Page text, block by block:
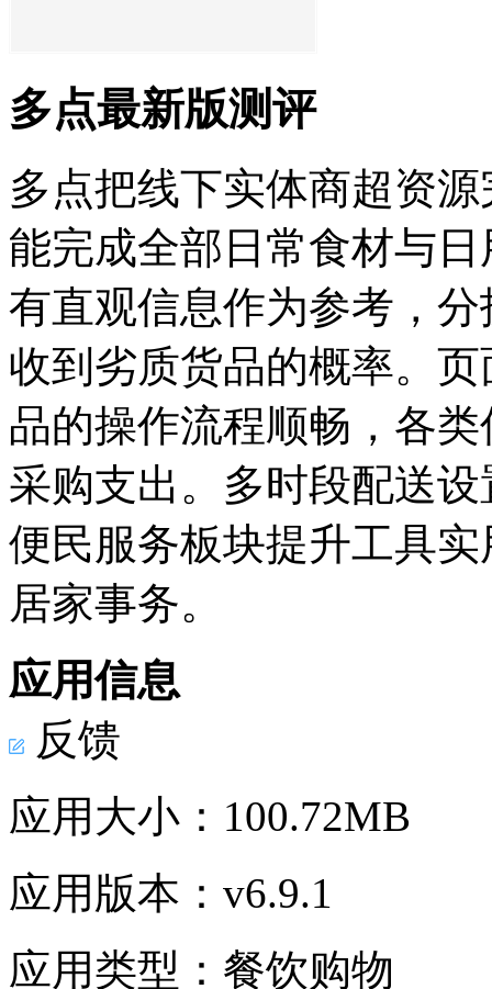
多点最新版测评
多点把线下实体商超资
能完成全部日常食材与
有直观信息作为参考，
收到劣质货品的概率。
品的操作流程顺畅，各
采购支出。多时段配送
便民服务板块提升工具
居家事务。
应用信息
反馈
应用大小： 100.72MB
应用版本： v6.9.1
应用类型： 餐饮购物